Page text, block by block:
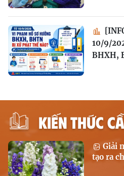
10/9/
BHXH,
KIẾN THỨC
Giải
tạo ra